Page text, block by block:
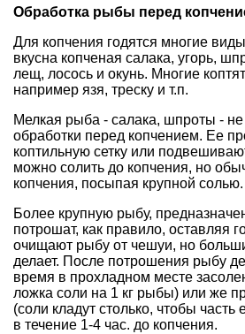
Обработка рыбы перед
Для копчения годятся многие
вкусна копченая салака, угорь,
лещ, лосось и окунь. Многие
например язя, треску и т.п.
Мелкая рыба - салака, шпроты - не
обработки перед копчением. Ее
коптильную сетку или
можно солить до копчения, но
копчения, посыпая крупной солью.
Более крупную рыбу,
потрошат, как правило, оставляя
очищают рыбу от чешуи, но
делает. После потрошения рыбу
время в прохладном месте
ложка соли на 1 кг рыбы) или же
(соли кладут столько, чтобы часть
в течение 1-4 час. до копчения.